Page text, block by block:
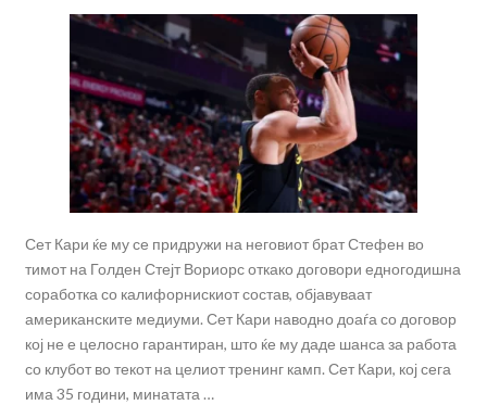
даде срамен коментар за него
Реал Мадрид го собори клупскиот рекорд: Мурињо добива
засилување за 140 милиони евра!
Милан ја доби првата понуда за Леао
Италијански петтолигаш добива неверојатен стадион од 62
милиони евра? (Видео)
Голем удар за Барселона: Херојот на финалето на Светското
првенство сака да замине
Сет Кари ќе му се придружи на неговиот брат Стефен во
тимот на Голден Стејт Вориорс откако договори едногодишна
соработка со калифорнискиот состав, објавуваат
американските медиуми. Сет Кари наводно доаѓа со договор
кој не е целосно гарантиран, што ќе му даде шанса за работа
со клубот во текот на целиот тренинг камп. Сет Кари, кој сега
има 35 години, минатата …